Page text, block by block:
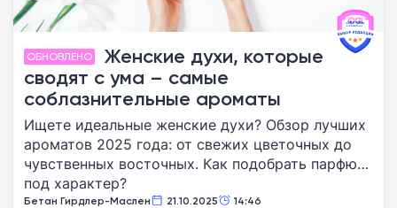
ОБНОВЛЕНО
Женские духи, которые
сводят с ума – самые
соблазнительные ароматы
Ищете идеальные женские духи? Обзор лучших
ароматов 2025 года: от свежих цветочных до
чувственных восточных. Как подобрать парфюм
под характер?
Бетан Гирдлер-Маслен 21.10.2025 14:46